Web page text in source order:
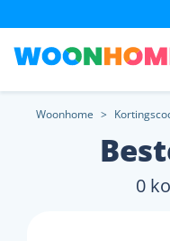
Woonhome >
0